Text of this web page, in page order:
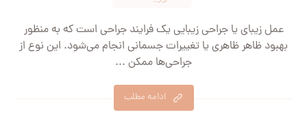
عمل زیبای یا جراحی زیبایی یک فرایند جراحی است که به منظور
بهبود ظاهر ظاهری یا تغییرات جسمانی انجام می‌شود. این نوع از
جراحی‌ها ممکن ...
ادامه مطلب